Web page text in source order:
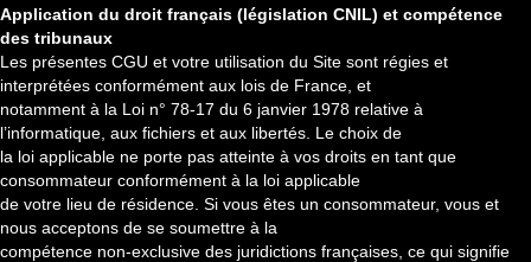
Application du droit français (législation CNIL) et compétence
des tribunaux
Les présentes CGU et votre utilisation du Site sont régies et
interprétées conformément aux lois de France, et
notamment à la Loi n° 78-17 du 6 janvier 1978 relative à
l’informatique, aux fichiers et aux libertés. Le choix de
la loi applicable ne porte pas atteinte à vos droits en tant que
consommateur conformément à la loi applicable
de votre lieu de résidence. Si vous êtes un consommateur, vous et
nous acceptons de se soumettre à la
compétence non-exclusive des juridictions françaises, ce qui signifie